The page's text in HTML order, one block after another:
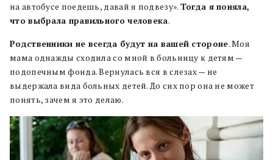
на автобусе поедешь, давай я подвезу». Тогда я поняла,
что выбрала правильного человека.
Родственники не всегда будут на вашей стороне. Моя
мама однажды сходила со мной в больницу к детям —
подопечным фонда. Вернулась вся в слезах — не
выдержала вида больных детей. До сих пор она не может
понять, зачем я это делаю.